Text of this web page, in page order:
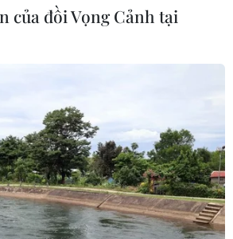
100 tỷ USD thuế
của Tòa án Tối
thông qua chính
thụ thực phẩm
của đồi Vọng Cảnh tại